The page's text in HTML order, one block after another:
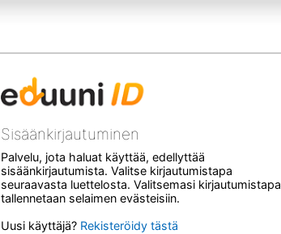
Sisäänkirjautuminen
Palvelu, jota haluat käyttää, edellyttää
sisäänkirjautumista. Valitse kirjautumistapa
seuraavasta luettelosta. Valitsemasi kirjautumistapa
tallennetaan selaimen evästeisiin.
Uusi käyttäjä? Rekisteröidy tästä